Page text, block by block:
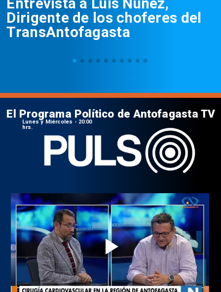
Entrevista a Luis Núñez,
Dirigente de los choferes del
TransAntofagasta
El Programa Político de Antofagasta TV
Lunes y Miércoles - 20:00
hrs.